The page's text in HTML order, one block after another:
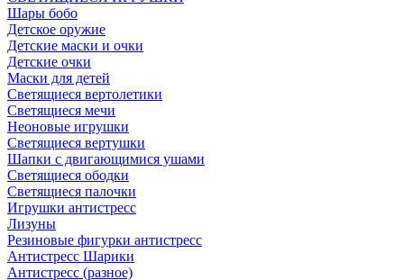
Шары бобо
Детское оружие
Детские маски и очки
Детские очки
Маски для детей
Светящиеся вертолетики
Светящиеся мечи
Неоновые игрушки
Светящиеся вертушки
Шапки с двигающимися ушами
Светящиеся ободки
Светящиеся палочки
Игрушки антистресс
Лизуны
Резиновые фигурки антистресс
Антистресс Шарики
Антистресс (разное)